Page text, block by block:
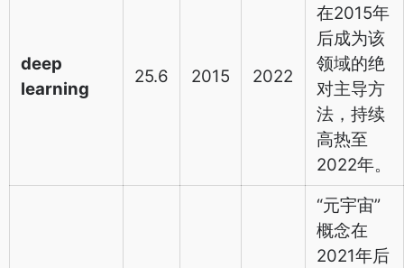
deep
learning
25.6 2015 2022
在2015年
后成为该
领域的绝
对主导方
法，持续
高热至
2022年。
“元宇宙”
概念在
2021年后